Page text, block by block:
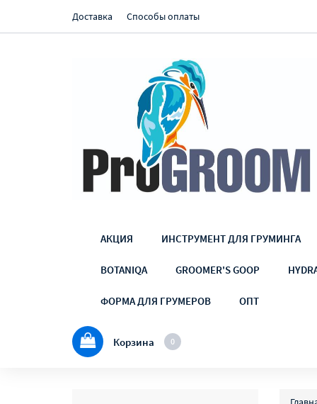
Доставка Способы оплаты
АКЦИЯ ИНСТРУМЕНТ ДЛЯ ГРУМИНГА
BOTANIQA GROOMER'S GOOP
ФОРМА ДЛЯ ГРУМЕРОВ ОПТ
0
Корзина